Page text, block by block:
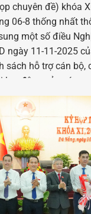
chuyên đề) khóa
06-8 thống nhất
một số điều
ngày 11-11-2025
sách hỗ trợ cán bộ,
lao động của các
do sắp xếp đơn